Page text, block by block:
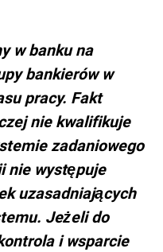
w banku na
bankierów w
pracy. Fakt
nie kwalifikuje
zadaniowego
nie występuje
uzasadniających
Jeżeli do
i wsparcie